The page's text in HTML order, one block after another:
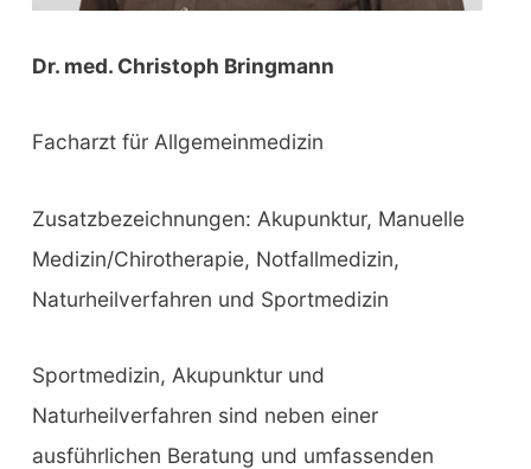
Dr. med. Christoph Bringmann
Facharzt für Allgemeinmedizin
Zusatzbezeichnungen: Akupunktur, Manuelle
Medizin/Chirotherapie, Notfallmedizin,
Naturheilverfahren und Sportmedizin
Sportmedizin, Akupunktur und
Naturheilverfahren sind neben einer
ausführlichen Beratung und umfassenden